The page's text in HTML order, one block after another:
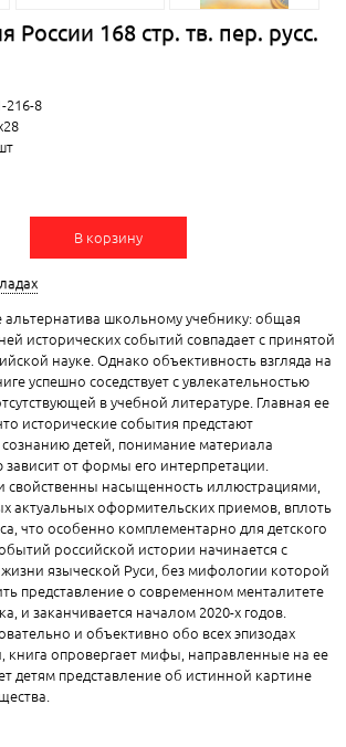
России 168 стр. тв. пер. русс.
216-8
В корзину
альтернатива школьному учебнику: общая
исторических событий совпадает с принятой
науке. Однако объективность взгляда на
успешно соседствует с увлекательностью
в учебной литературе. Главная ее
исторические события предстают
детей, понимание материала
от формы его интерпретации.
свойственны насыщенность иллюстрациями,
актуальных оформительских приемов, вплоть
что особенно комплементарно для детского
российской истории начинается с
языческой Руси, без мифологии которой
представление о современном менталитете
и заканчивается началом 2020-х годов.
и объективно обо всех эпизодах
книга опровергает мифы, направленные на ее
детям представление об истинной картине